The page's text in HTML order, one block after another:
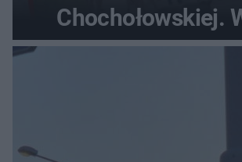
Chochołowskiej.
turyści!